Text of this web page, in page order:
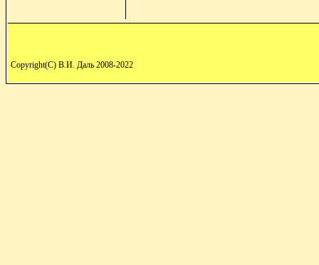
Copyright(C) В.И. Даль 2008-2022